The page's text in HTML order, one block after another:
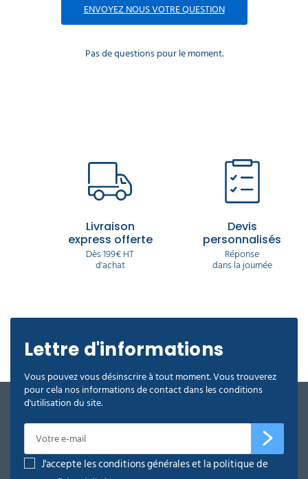
ENVOYEZ NOUS VOTRE QUESTION
Pas de questions pour le moment.
Livraison
express offerte
Dès 199€ HT
d'achat
Devis
personnalisés
Réponse
dans la journée
Lettre d'informations
Vous pouvez vous désinscrire à tout moment. Vous trouverez
pour cela nos informations de contact dans les conditions
d'utilisation du site.
J'accepte les conditions générales et la politique de